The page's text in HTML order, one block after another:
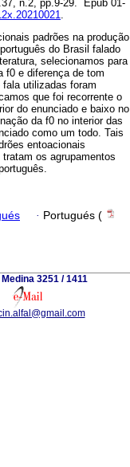
n.2, pp.9-29. Epub 01-
.
padrões na produção
do Brasil falado
selecionamos para
f0 e diferença de tom
utilizadas foram
que foi recorrente o
do enunciado e baixo no
da f0 no interior das
como um todo. Tais
entoacionais
os agrupamentos
· Portugués (
3251 / 1411